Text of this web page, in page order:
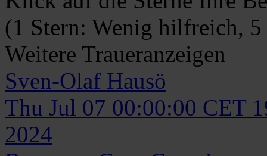
(1 Stern: Wenig hilfreich,
Weitere Traueranzeigen
Sven-Olaf Hausö
Thu Jul 07 00:00:00 CET
2024